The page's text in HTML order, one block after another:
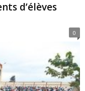
d’élèves
0